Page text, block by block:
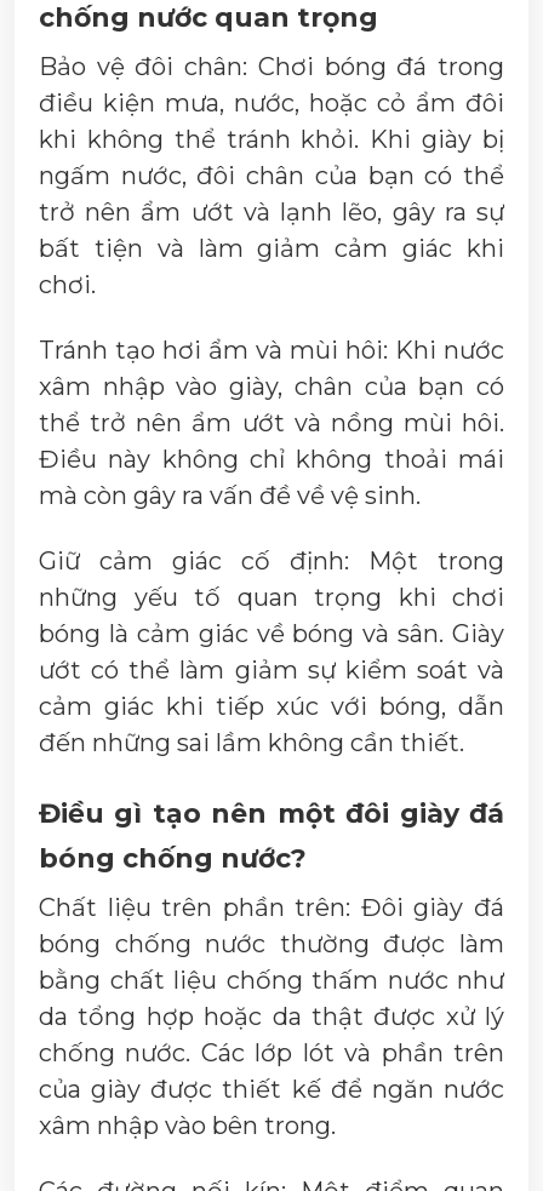
chống nước quan trọng
Bảo vệ đôi chân: Chơi bóng đá trong
điều kiện mưa, nước, hoặc cỏ ẩm đôi
khi không thể tránh khỏi. Khi giày bị
ngấm nước, đôi chân của bạn có thể
trở nên ẩm ướt và lạnh lẽo, gây ra sự
bất tiện và làm giảm cảm giác khi
chơi.
Tránh tạo hơi ẩm và mùi hôi: Khi nước
xâm nhập vào giày, chân của bạn có
thể trở nên ẩm ướt và nồng mùi hôi.
Điều này không chỉ không thoải mái
mà còn gây ra vấn đề về vệ sinh.
Giữ cảm giác cố định: Một trong
những yếu tố quan trọng khi chơi
bóng là cảm giác về bóng và sân. Giày
ướt có thể làm giảm sự kiểm soát và
cảm giác khi tiếp xúc với bóng, dẫn
đến những sai lầm không cần thiết.
Điều gì tạo nên một đôi giày đá
bóng chống nước?
Chất liệu trên phần trên: Đôi giày đá
bóng chống nước thường được làm
bằng chất liệu chống thấm nước như
da tổng hợp hoặc da thật được xử lý
chống nước. Các lớp lót và phần trên
của giày được thiết kế để ngăn nước
xâm nhập vào bên trong.